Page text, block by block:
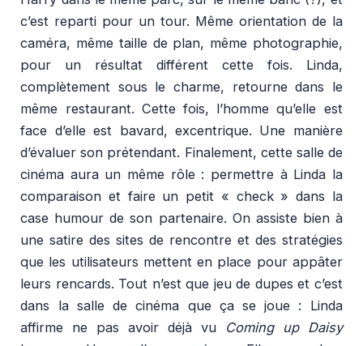
c’est reparti pour un tour. Même orientation de la
caméra, même taille de plan, même photographie,
pour un résultat différent cette fois. Linda,
complètement sous le charme, retourne dans le
même restaurant. Cette fois, l’homme qu’elle est
face d’elle est bavard, excentrique. Une manière
d’évaluer son prétendant. Finalement, cette salle de
cinéma aura un même rôle : permettre à Linda la
comparaison et faire un petit « check » dans la
case humour de son partenaire. On assiste bien à
une satire des sites de rencontre et des stratégies
que les utilisateurs mettent en place pour appâter
leurs rencards. Tout n’est que jeu de dupes et c’est
dans la salle de cinéma que ça se joue : Linda
affirme ne pas avoir déjà vu
Coming up Daisy